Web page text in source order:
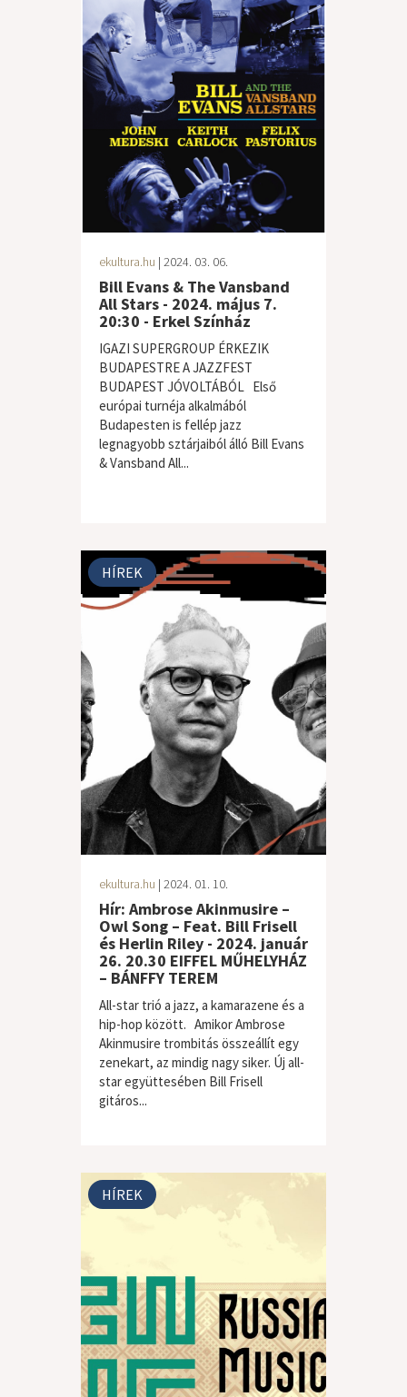
ekultura.hu | 2024. 03. 06.
Bill Evans & The Vansband
All Stars - 2024. május 7.
20:30 - Erkel Színház
IGAZI SUPERGROUP ÉRKEZIK
BUDAPESTRE A JAZZFEST
BUDAPEST JÓVOLTÁBÓL Első
európai turnéja alkalmából
Budapesten is fellép jazz
legnagyobb sztárjaiból álló Bill Evans
& Vansband All...
HÍREK
ekultura.hu | 2024. 01. 10.
Hír: Ambrose Akinmusire –
Owl Song – Feat. Bill Frisell
és Herlin Riley - 2024. január
26. 20.30 EIFFEL MŰHELYHÁZ
– BÁNFFY TEREM
All-star trió a jazz, a kamarazene és a
hip-hop között. Amikor Ambrose
Akinmusire trombitás összeállít egy
zenekart, az mindig nagy siker. Új all-
star együttesében Bill Frisell
gitáros...
HÍREK